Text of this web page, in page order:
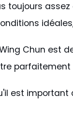
toujours
Chun est
est